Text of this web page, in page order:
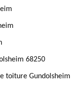
68250
toiture Gundolsheim